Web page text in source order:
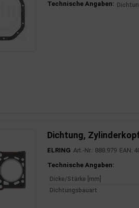
Technische Angaben:
Dichtung,
ELRING Art.-Nr.: 888.979 EAN:
Technische Angaben:
Dicke/Stärke [mm]
Dichtungsbauart